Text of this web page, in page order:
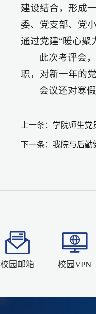
建设结合，形成
委、党支部、党
通过党建“暖心聚
此次考评会
职，对新一年的
会议还对寒
上一条： 学院师生党
下一条： 我院与后勤
校园邮箱 校园VPN